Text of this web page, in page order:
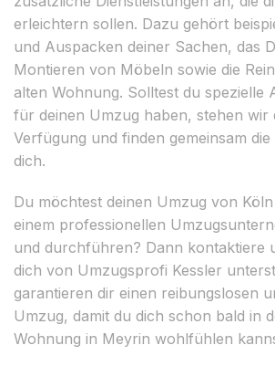
erleichtern sollen. Dazu gehört
und Auspacken deiner Sachen, das
Montieren von Möbeln sowie die
alten Wohnung. Solltest du spezielle
für deinen Umzug haben, stehen wir
Verfügung und finden gemeinsam
dich.
Du möchtest deinen Umzug von
einem professionellen
und durchführen? Dann kontaktiere
dich von Umzugsprofi Kessler
garantieren dir einen reibungslosen
Umzug, damit du dich schon bald in
Wohnung in Meyrin wohlfühlen